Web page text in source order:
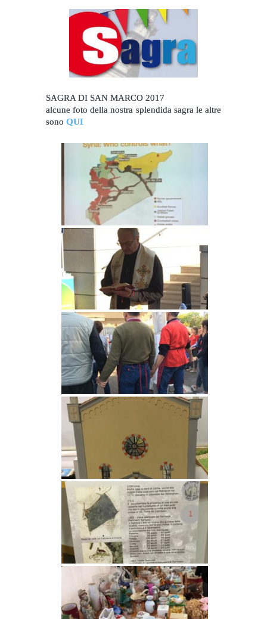
SAGRA DI SAN MARCO 2017
alcune foto della nostra splendida sagra le altre
sono QUI